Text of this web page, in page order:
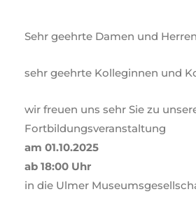
Sehr geehrte Damen und
sehr geehrte Kolleginnen und
wir freuen uns sehr Sie zu
Fortbildungsveranstaltung
am 01.10.2025
ab 18:00 Uhr
in die Ulmer